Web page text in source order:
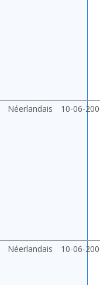
Néerlandais 10-06-
Néerlandais 10-06-